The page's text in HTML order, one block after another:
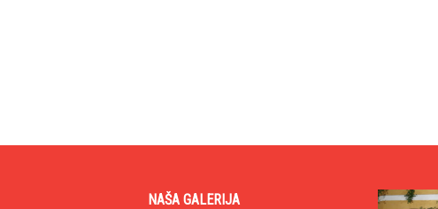
NAŠA GALERIJA